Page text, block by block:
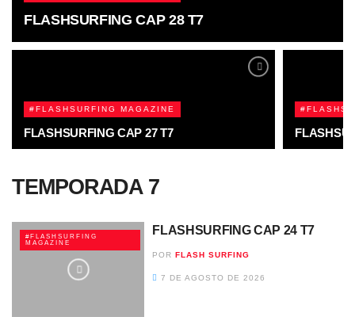
FLASHSURFING CAP 28 T7
#FLASHSURFING MAGAZINE
FLASHSURFING CAP 27 T7
TEMPORADA 7
#FLASHSURFING
MAGAZINE
FLASHSURFING CAP 24 T7
POR FLASH SURFING
7 DE AGOSTO DE 2026